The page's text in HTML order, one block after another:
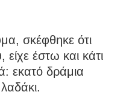
σκέφθηκε ότι
έστω και κάτι
εκατό δράμια